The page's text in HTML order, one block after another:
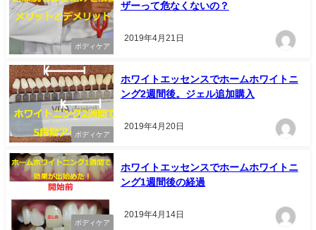
ボディケア
ザーって危なくないの？
2019年4月21日
ボディケア
ホワイトエッセンスでホームホワイトニ
ング2週間後。ジェル追加購入
2019年4月20日
ボディケア
ホワイトエッセンスでホームホワイトニ
ング1週間後の経過
2019年4月14日